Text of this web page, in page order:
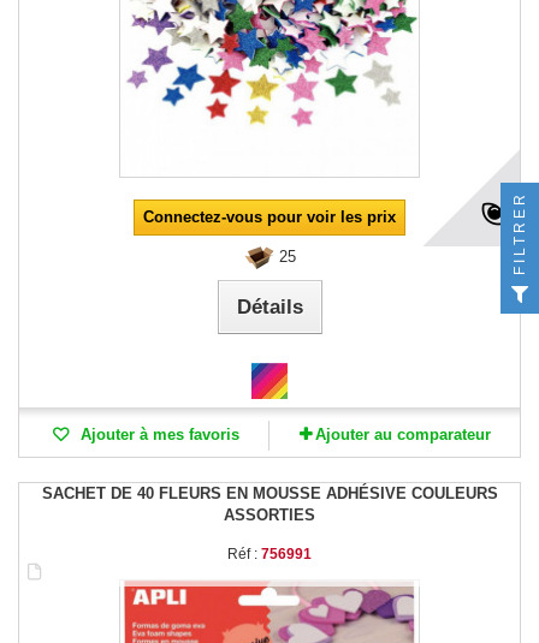
Connectez-vous pour voir les prix
25
Détails
Ajouter à mes favoris Ajouter au comparateur
SACHET DE 40 FLEURS EN MOUSSE ADHÉSIVE COULEURS
ASSORTIES
Réf : 756991
FILTRER